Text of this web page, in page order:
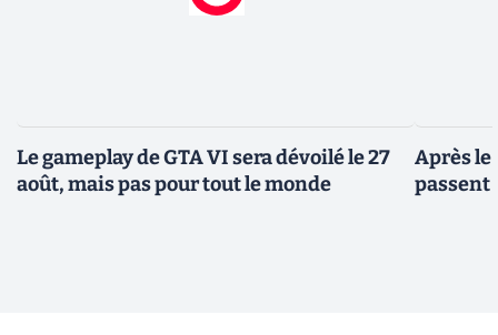
Le gameplay de GTA VI sera dévoilé le 27
août, mais pas pour tout le monde
Après le
passent